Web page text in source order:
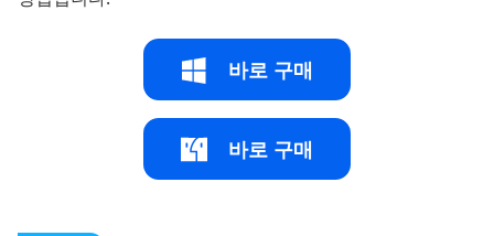
바로 구매
바로 구매